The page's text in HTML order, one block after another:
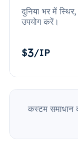
दुनिया भर में
उपयोग करें।
$3/IP
कस्टम समाधान